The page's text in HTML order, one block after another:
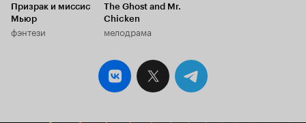
Призрак и миссис
Мьюр
фэнтези
The Ghost and Mr.
Chicken
мелодрама